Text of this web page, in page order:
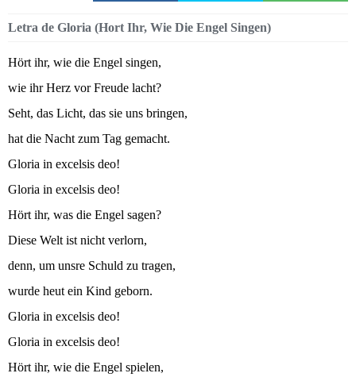
Letra de Gloria (Hort Ihr, Wie Die Engel Singen)
Hört ihr, wie die Engel singen,
wie ihr Herz vor Freude lacht?
Seht, das Licht, das sie uns bringen,
hat die Nacht zum Tag gemacht.
Gloria in excelsis deo!
Gloria in excelsis deo!
Hört ihr, was die Engel sagen?
Diese Welt ist nicht verlorn,
denn, um unsre Schuld zu tragen,
wurde heut ein Kind geborn.
Gloria in excelsis deo!
Gloria in excelsis deo!
Hört ihr, wie die Engel spielen,